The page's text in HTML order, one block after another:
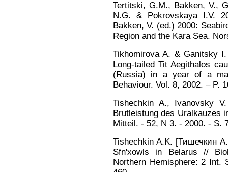
Tertitski, G.M., Bakken, V.,
N.G. & Pokrovskaya I.V.
Bakken, V. (ed.) 2000:
Region and the Kara Sea.
Tikhomirova A. & Ganitsky
Long-tailed Tit Aegithalos
(Russia) in a year of a
Behaviour. Vol. 8, 2002. – P.
Tishechkin A., Ivanovsky
Brutleistung des Uralkauzes
Mitteil. - 52, N 3. - 2000. - S.
Tishechkin A.K. [Тишечкин
Sfn'xowls in Belarus //
Northern Hemisphere: 2 Int.